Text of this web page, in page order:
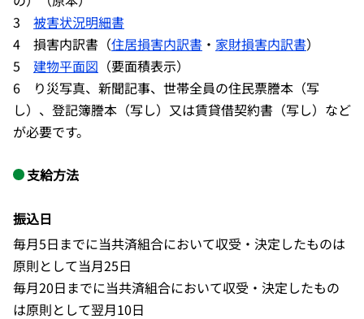
3 被害状況明細書
4 損害内訳書（住居損害内訳書 ・ 家財損害内訳書）
5 建物平面図 （要面積表示）
6 り災写真、新聞記事、世帯全員の住民票謄本（写
し）、登記簿謄本（写し）又は賃貸借契約書（写し）など
が必要です。
支給方法
振込日
毎月5日までに当共済組合において収受・決定したものは
原則として当月25日
毎月20日までに当共済組合において収受・決定したもの
は原則として翌月10日